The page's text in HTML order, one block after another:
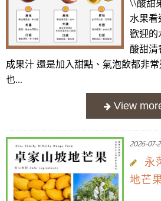
水果
歡迎的
酸甜清
成果汁 還是加入甜點、氣泡飲都非
也...
2026-07-
永
地芒